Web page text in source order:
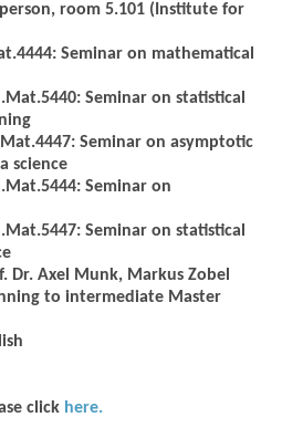
room 5.101 (Institute for
Seminar on mathematical
Seminar on statistical
Seminar on asymptotic
science
Seminar on
Seminar on statistical
Dr. Axel Munk, Markus Zobel
to intermediate Master
click here.